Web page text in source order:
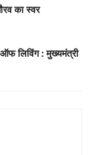
का स्वर
लिविंग : मुख्यमंत्री